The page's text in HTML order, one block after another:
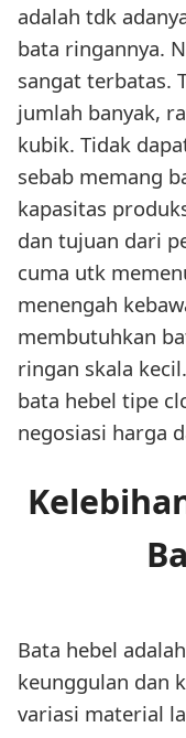
adalah tdk
bata ringannya.
sangat terbatas.
jumlah banyak,
kubik. Tidak
sebab memang
kapasitas
dan tujuan dari
cuma utk
menengah
membutuhkan
ringan skala
bata hebel tipe
negosiasi harga
Bata hebel
keunggulan dan
variasi material